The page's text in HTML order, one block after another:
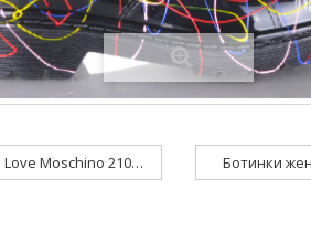
Ботинки женские Love Moschino 21094 M4 Ботинки